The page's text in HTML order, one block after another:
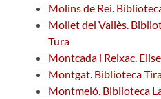
Molins de Rei.
Mollet del Vallès.
Tura
Montcada i Reixac.
Montgat. Biblioteca
Montmeló. Biblioteca